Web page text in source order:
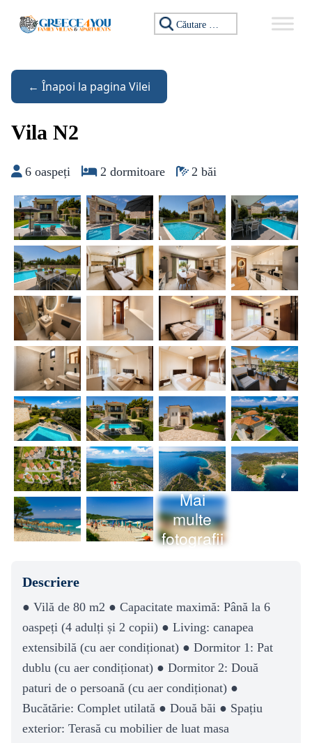
Caută:
← Înapoi la pagina Vilei
Vila N2
6 oaspeți 2 dormitoare 2 băi
Mai
multe
fotografii
Descriere
● Vilă de 80 m2 ● Capacitate maximă: Până la 6
oaspeți (4 adulți și 2 copii) ● Living: canapea
extensibilă (cu aer condiționat) ● Dormitor 1: Pat
dublu (cu aer condiționat) ● Dormitor 2: Două
paturi de o persoană (cu aer condiționat) ●
Bucătărie: Complet utilată ● Două băi ● Spațiu
exterior: Terasă cu mobilier de luat masa